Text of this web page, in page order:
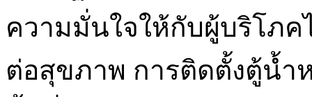
ความมั่นใจให้กับผู้บริโภ
ต่อสุขภาพ การติดตั้งตู้น้ำ